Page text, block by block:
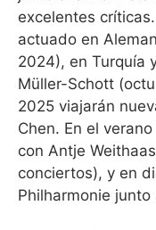
excelentes
actuado en
2024), en Turquía
Müller-Schott
2025 viajarán
Chen. En el
con Antje
conciertos), y en
Philharmonie